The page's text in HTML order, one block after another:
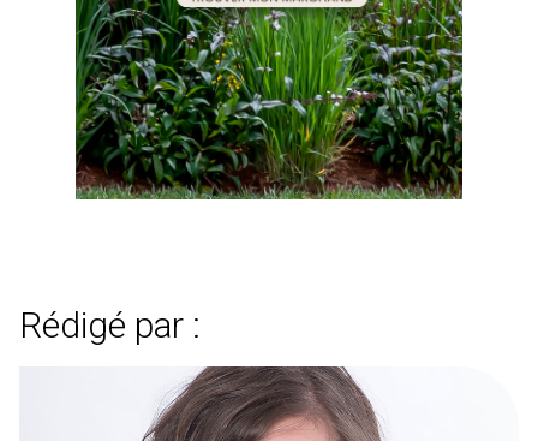
Rédigé par :